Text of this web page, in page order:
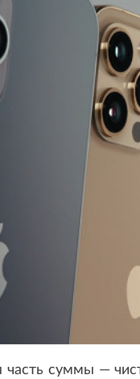
часть суммы —